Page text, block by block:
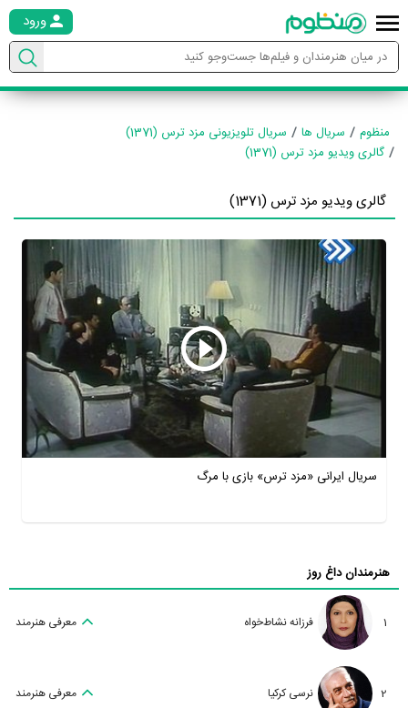
ورود
منظوم سریال ها
سریال تلویزیونی مزد ترس (1371)
گالری ویدیو مزد ترس (1371)
گالری ویدیو مزد ترس (1371)
سریال ایرانی «مزد ترس» بازی با مرگ
هنرمندان داغ روز
1 فرزانه نشاط‌خواه معرفی هنرمند
2 نرسی کرکیا معرفی هنرمند